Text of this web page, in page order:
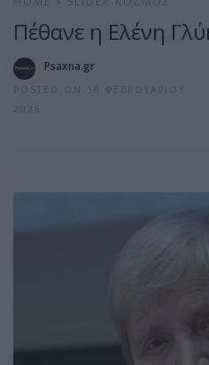
Πέθανε η Ελένη
Psaxna.gr
POSTED ON 16 ΦΕΒΡΟΥΑΡΊΟΥ
2026